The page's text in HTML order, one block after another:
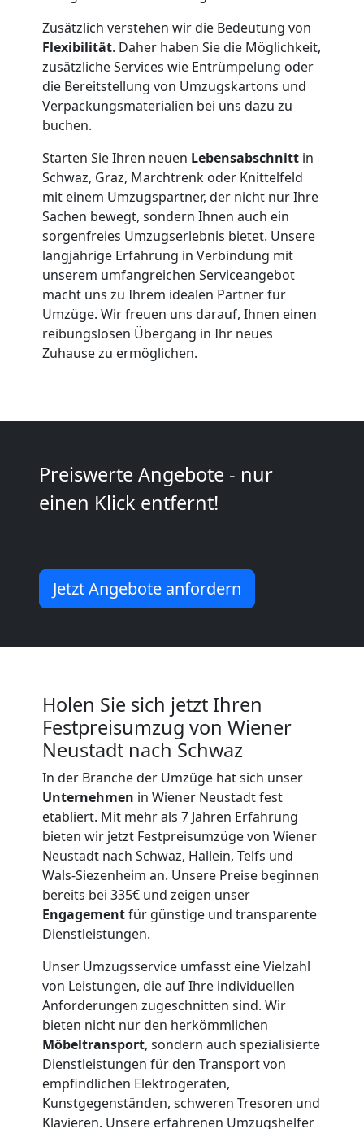
Zusätzlich verstehen wir die Bedeutung von
Flexibilität. Daher haben Sie die Möglichkeit,
zusätzliche Services wie Entrümpelung oder
die Bereitstellung von Umzugskartons und
Verpackungsmaterialien bei uns dazu zu
buchen.
Starten Sie Ihren neuen Lebensabschnitt in
Schwaz, Graz, Marchtrenk oder Knittelfeld
mit einem Umzugspartner, der nicht nur Ihre
Sachen bewegt, sondern Ihnen auch ein
sorgenfreies Umzugserlebnis bietet. Unsere
langjährige Erfahrung in Verbindung mit
unserem umfangreichen Serviceangebot
macht uns zu Ihrem idealen Partner für
Umzüge. Wir freuen uns darauf, Ihnen einen
reibungslosen Übergang in Ihr neues
Zuhause zu ermöglichen.
Preiswerte Angebote - nur
einen Klick entfernt!
Jetzt Angebote anfordern
Holen Sie sich jetzt Ihren
Festpreisumzug von Wiener
Neustadt nach Schwaz
In der Branche der Umzüge hat sich unser
Unternehmen in Wiener Neustadt fest
etabliert. Mit mehr als 7 Jahren Erfahrung
bieten wir jetzt Festpreisumzüge von Wiener
Neustadt nach Schwaz, Hallein, Telfs und
Wals-Siezenheim an. Unsere Preise beginnen
bereits bei 335€ und zeigen unser
Engagementfür günstige und transparente
Dienstleistungen.
Unser Umzugsservice umfasst eine Vielzahl
von Leistungen, die auf Ihre individuellen
Anforderungen zugeschnitten sind. Wir
bieten nicht nur den herkömmlichen
Möbeltransport, sondern auch spezialisierte
Dienstleistungen für den Transport von
empfindlichen Elektrogeräten,
Kunstgegenständen, schweren Tresoren und
Klavieren. Unsere erfahrenen Umzugshelfer
Umzugshelfer
Wiener
Neustadt
Möbeltaxi
Neustadt
Kleintransport
Neustadt
Neustadt
Möbeltransport
Wiener
Neustadt
Beiladung
Wiener
Neustadt
Mini
Umzug